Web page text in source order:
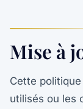
Mise à
Cette
utilisés ou les